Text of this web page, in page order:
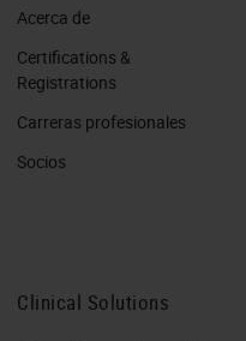
Acerca de
Certifications &
Registrations
Carreras profesionales
Socios
Clinical Solutions